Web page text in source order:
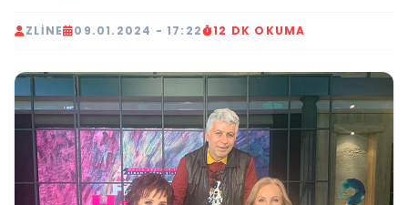
ZLINE 09.01.2024 - 17:22 12 DK OKUMA